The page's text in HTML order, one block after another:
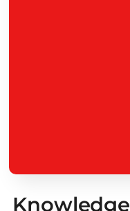
Knowledge